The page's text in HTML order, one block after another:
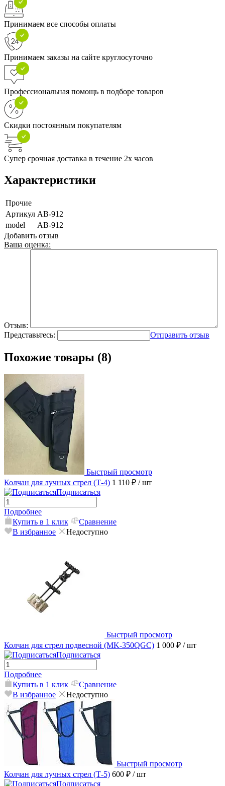
Принимаем все способы оплаты
Принимаем заказы на сайте круглосуточно
Профессиональная помощь в подборе товаров
Скидки постоянным покупателям
Супер срочная доставка в течение 2х часов
Характеристики
Прочие
Артикул AB-912
model
AB-912
Добавить отзыв
Ваша оценка:
Отзыв:
Представьтесь:
Отправить отзыв
Похожие товары (8)
Быстрый просмотр
Колчан для лучных стрел (Т-4) 1 110 ₽ / шт
Подписаться
Подробнее
Купить в 1 клик
Сравнение
В избранное
Недоступно
Быстрый просмотр
Колчан для стрел подвесной (MK-350QGC) 1 000 ₽ / шт
Подписаться
Подробнее
Купить в 1 клик
Сравнение
В избранное
Недоступно
Быстрый просмотр
Колчан для лучных стрел (Т-5) 600 ₽ / шт
Подписаться